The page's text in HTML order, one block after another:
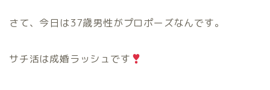
さて、今日は37歳男性がプロポーズなんです。
サチ活は成婚ラッシュです